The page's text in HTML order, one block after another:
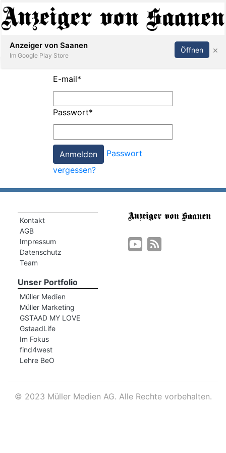
Abonnieren Anmelden
E-mail*
Passwort*
Passwort
vergessen?
Kontakt
AGB
Impressum
Datenschutz
Team
Unser Portfolio
Müller Medien
Müller Marketing
GSTAAD MY LOVE
GstaadLife
Im Fokus
find4west
Lehre BeO
© 2023 Müller Medien AG. Alle Rechte vorbehalten.
Anzeiger von Saanen
Im Google Play Store
Öffnen ×